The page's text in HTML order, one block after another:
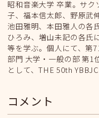
昭和音楽大学 卒業。サ
子、福本信太郎、野原武
池田雅明、本田雅人の各
ひろみ、増山未記の各氏
等を学ぶ。個人にて、第
部門 大学・一般の部 第
として、THE 50th
コメント